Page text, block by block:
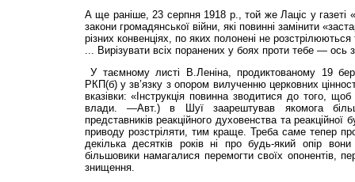
А ще раніше, 23 серпня 1918 р., той же Лаціс у газеті
закони громадянської війни, які повинні замінити
різних конвенціях, по яких полонені не
... Вирізувати всіх поранених у боях проти тебе — ось
У таємному листі В.Леніна, продиктованому 19
РКП(б) у зв’язку з опором вилученню церковних
вказівки: «Інструкція повинна зводитися до того,
влади. —Авт.) в Шуї заарештував якомога
представників реакційного духовенства та реакційної
приводу розстріляти, тим краще. Треба саме тепер
декілька десятків років ні про будь-який опір
більшовики намагалися перемогти своїх опонентів,
знищення.